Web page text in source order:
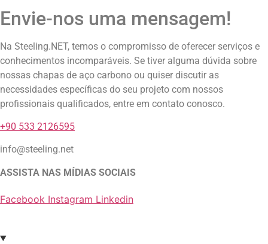
Envie-nos uma mensagem!
Na Steeling.NET, temos o compromisso de oferecer serviços e
conhecimentos incomparáveis. Se tiver alguma dúvida sobre
nossas chapas de aço carbono ou quiser discutir as
necessidades específicas do seu projeto com nossos
profissionais qualificados, entre em contato conosco.
+90 533 2126595
info@steeling.net
ASSISTA NAS MÍDIAS SOCIAIS
Facebook Instagram Linkedin